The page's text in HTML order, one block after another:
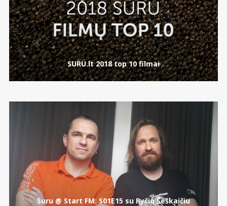
SURU.lt 2018 top 10 filmai
Suru @ Start FM: S01E15 su Ryčiu Šeškaičiu